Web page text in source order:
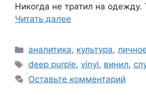
Никогда не тратил на одежду.
Читать далее
Рубрики
аналитика, культура,
Метки
deep purple,vinyl, винил,
Оставьте комментарий